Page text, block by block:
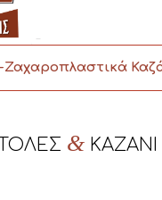
Ζαχαροπλαστικά
&ΚΑΖΑΝΙ